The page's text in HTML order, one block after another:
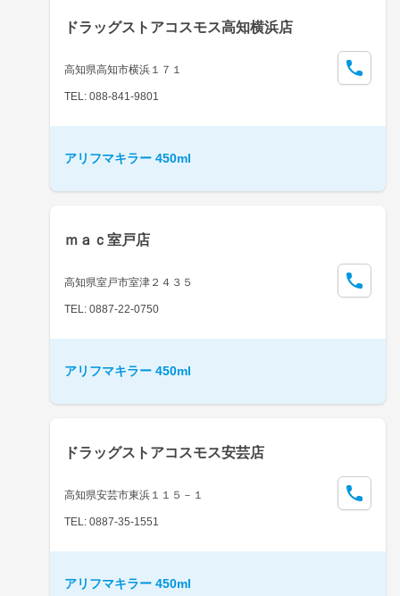
ドラッグストアコスモス高知横浜店
高知県高知市横浜１７１
TEL: 088-841-9801
アリフマキラー 450ml
ｍａｃ室戸店
高知県室戸市室津２４３５
TEL: 0887-22-0750
アリフマキラー 450ml
ドラッグストアコスモス安芸店
高知県安芸市東浜１１５－１
TEL: 0887-35-1551
アリフマキラー 450ml